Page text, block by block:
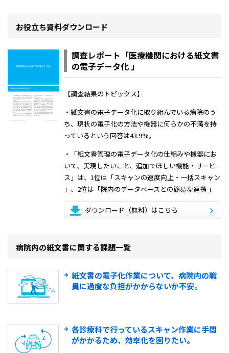
お役立ち資料ダウンロード
調査レポート「医療機関における紙文書
の電子データ化 」
【調査結果のトピックス】
・紙文書の電子データ化に取り組んでいる病院のう
ち、現状の電子化の方法や機器に何らかの不満を持
っているという回答は43.9%。
・「紙文書管理の電子データ化の仕組みや機器にお
いて、実現したいこと、追加でほしい機能・サービ
ス」は、1位は「スキャンの速度向上・一括スキャン
」、2位は「院内のデータベースとの簡易な連携 」
ダウンロード（無料）はこちら
病院内の紙文書に関する課題一覧
紙文書の電子化作業について、病院内の職
員に過度な負担がかからないか不安。
各診療科で行っているスキャン作業に手間
がかかるため、効率化を図りたい。